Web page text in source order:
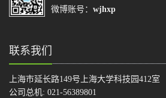
微博账号： wjhxp
联系我们
上海市延长路149号上海大学科技园412室
公司总机: 021-56389801